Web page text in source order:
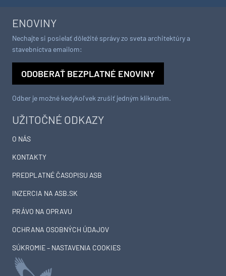
UŽITOČNÉ ODKAZY
O NÁS
KONTAKTY
PREDPLATNÉ ČASOPISU ASB
INZERCIA NA ASB.SK
PRÁVO NA OPRAVU
OCHRANA OSOBNÝCH ÚDAJOV
SÚKROMIE – NASTAVENIA COOKIES
ENOVINY
Nechajte si posielať dôležité správy zo sveta architektúry a
stavebníctva emailom:
ODOBERAŤ BEZPLATNÉ ENOVINY
Odber je možné kedykoľvek zrušiť jedným kliknutím.